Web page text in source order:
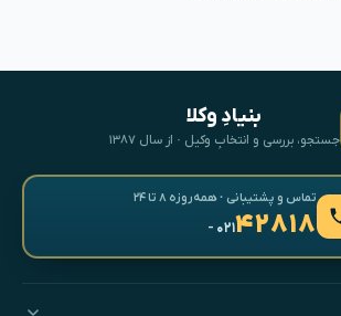
بنیادِ وکلا
جستجو، بررسی و انتخابِ وکیل · از سال ۱۳۸۷
تماس و پشتیبانی · همه‌روزه ۸ تا ۲۴
۴۲۸۱۸- ۰۲۱